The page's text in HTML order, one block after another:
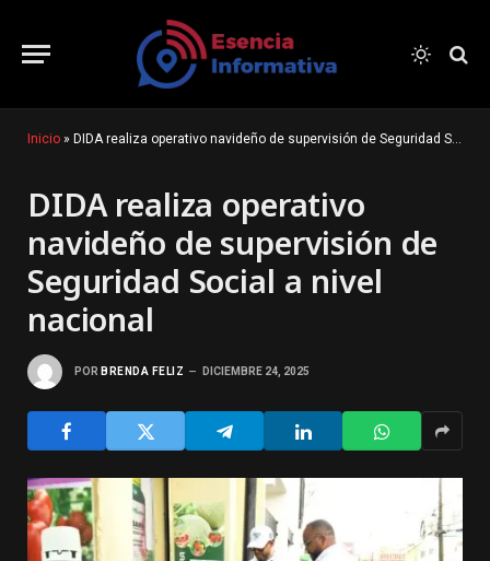
Inicio » DIDA realiza operativo navideño de supervisión de Seguridad Social a nivel nacional
DIDA realiza operativo
navideño de supervisión de
Seguridad Social a nivel
nacional
POR BRENDA FELIZ DICIEMBRE 24, 2025